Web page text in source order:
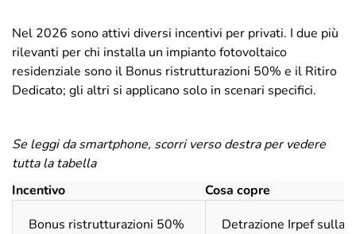
Nel 2026 sono attivi diversi incentivi per privati. I due più
rilevanti per chi installa un impianto fotovoltaico
residenziale sono il Bonus ristrutturazioni 50% e il Ritiro
Dedicato; gli altri si applicano solo in scenari specifici.
Se leggi da smartphone, scorri verso destra per vedere
tutta la tabella
Incentivo
Cosa copre
Bonus ristrutturazioni 50%
Detrazione Irpef sulla